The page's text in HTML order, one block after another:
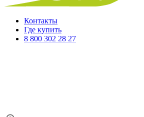
Контакты
Где купить
8 800 302 28 27